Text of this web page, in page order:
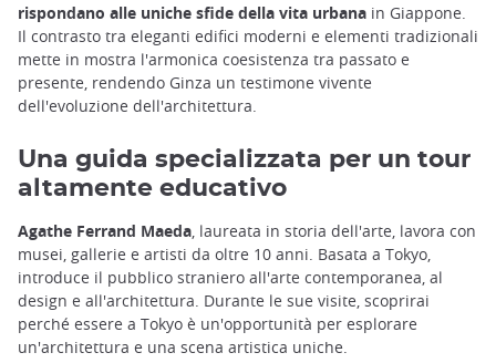
rispondano alle uniche sfide della vita urbana in Giappone.
Il contrasto tra eleganti edifici moderni e elementi tradizionali
mette in mostra l'armonica coesistenza tra passato e
presente, rendendo Ginza un testimone vivente
dell'evoluzione dell'architettura.
Una guida specializzata per un tour
altamente educativo
Agathe Ferrand Maeda, laureata in storia dell'arte, lavora con
musei, gallerie e artisti da oltre 10 anni. Basata a Tokyo,
introduce il pubblico straniero all'arte contemporanea, al
design e all'architettura. Durante le sue visite, scoprirai
perché essere a Tokyo è un'opportunità per esplorare
un'architettura e una scena artistica uniche.